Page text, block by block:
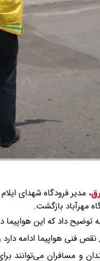
، مدیر فرودگاه شهدای
مهرآباد بازگشت.
داد که این هواپیما
فنی هواپیما ادامه